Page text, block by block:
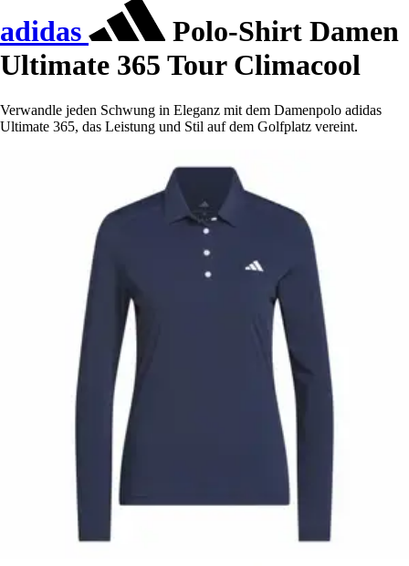
adidas
Polo-Shirt Damen
Ultimate 365 Tour Climacool
Verwandle jeden Schwung in Eleganz mit dem Damenpolo adidas
Ultimate 365, das Leistung und Stil auf dem Golfplatz vereint.